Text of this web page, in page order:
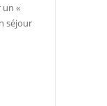
un «
séjour